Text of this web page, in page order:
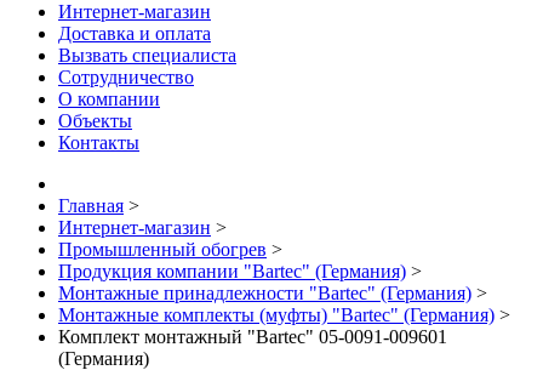
Интернет-магазин
Доставка и оплата
Вызвать специалиста
Сотрудничество
О компании
Объекты
Контакты
Главная >
Интернет-магазин >
Промышленный обогрев >
Продукция компании "Bartec" (Германия) >
Монтажные принадлежности "Bartec" (Германия) >
Монтажные комплекты (муфты) "Bartec" (Германия) >
Комплект монтажный "Bartec" 05-0091-009601
(Германия)